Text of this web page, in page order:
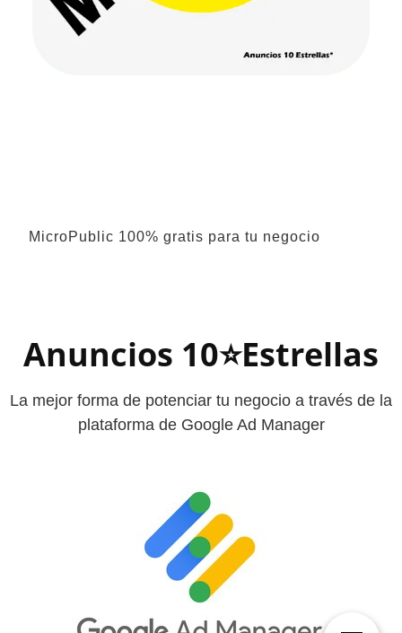
MicroPublic 100% gratis para tu negocio
Anuncios 10⭐Estrellas
La mejor forma de potenciar tu negocio a través de la
plataforma de Google Ad Manager